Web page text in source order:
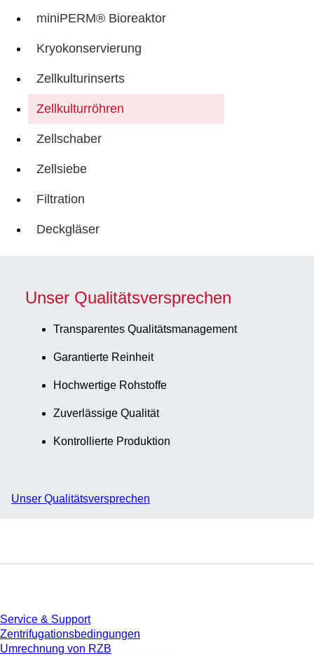
miniPERM® Bioreaktor
Kryokonservierung
Zellkulturinserts
Zellkulturröhren
Zellschaber
Zellsiebe
Filtration
Deckgläser
Unser Qualitätsversprechen
Transparentes Qualitätsmanagement
Garantierte Reinheit
Hochwertige Rohstoffe
Zuverlässige Qualität
Kontrollierte Produktion
Unser Qualitätsversprechen
Service & Support
Zentrifugationsbedingungen
Umrechnung von RZB